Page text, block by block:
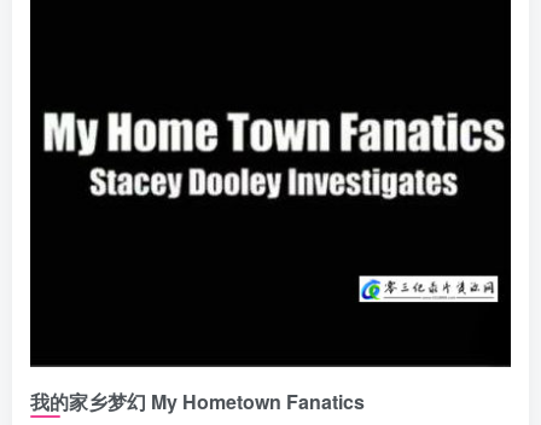
我的家乡梦幻 My Hometown Fanatics